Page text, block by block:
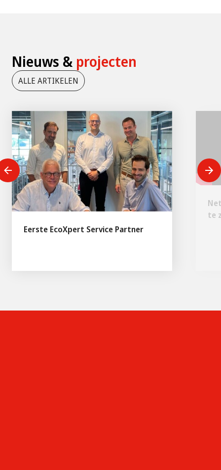
Nieuws & projecten
ALLE ARTIKELEN
Eerste EcoXpert Service Partner
te